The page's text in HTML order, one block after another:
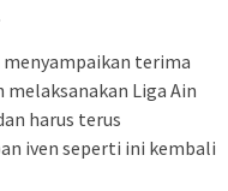
menyampaikan terima
melaksanakan Liga Ain
harus terus
iven seperti ini kembali